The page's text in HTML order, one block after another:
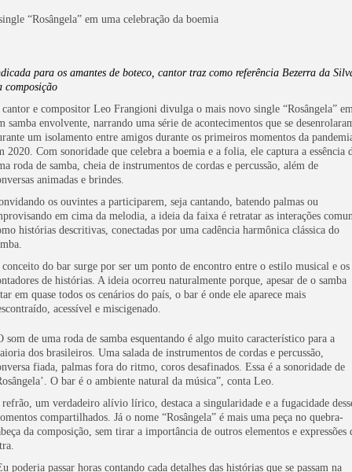
para os amantes de boteco, cantor traz como referência Bezerra da
composição
cantor e compositor Leo Frangioni divulga o mais novo single “Rosângela”
samba envolvente, narrando uma série de acontecimentos que se
um isolamento entre amigos durante os primeiros momentos da
2020. Com sonoridade que celebra a boemia e a folia, ele captura a essência
roda de samba, cheia de instrumentos de cordas e percussão, além de
animadas e brindes.
os ouvintes a participarem, seja cantando, batendo palmas ou
em cima da melodia, a ideia da faixa é retratar as interações
histórias descritivas, conectadas por uma cadência harmônica clássica do
conceito do bar surge por ser um ponto de encontro entre o estilo musical e os
de histórias. A ideia ocorreu naturalmente porque, apesar de o samba
em quase todos os cenários do país, o bar é onde ele aparece mais
acessível e miscigenado.
som de uma roda de samba esquentando é algo muito característico para a
dos brasileiros. Uma salada de instrumentos de cordas e percussão,
fiada, palmas fora do ritmo, coros desafinados. Essa é a sonoridade de
O bar é o ambiente natural da música”, conta Leo.
refrão, um verdadeiro alívio lírico, destaca a singularidade e a fugacidade
compartilhados. Já o nome “Rosângela” é mais uma peça no quebra-
da composição, sem tirar a importância de outros elementos e expressões
poderia passar horas contando cada detalhes das histórias que se passam na